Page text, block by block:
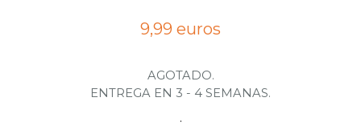
9,99 euros
AGOTADO.
ENTREGA EN 3 - 4 SEMANAS.
.